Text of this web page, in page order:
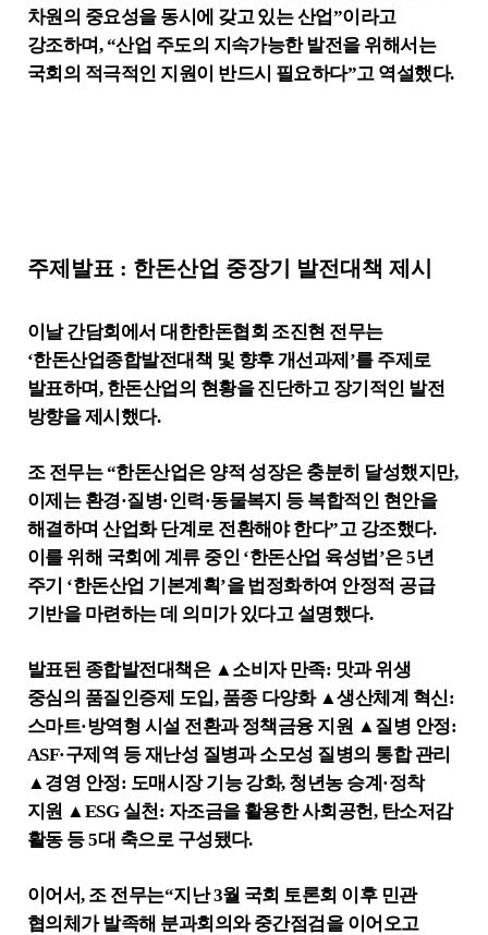
차원의 중요성을 동시에 갖고 있는 산업”이라고
강조하며, “산업 주도의 지속가능한 발전을 위해서는
국회의 적극적인 지원이 반드시 필요하다”고 역설했다.
주제발표 : 한돈산업 중장기 발전대책 제시
이날 간담회에서 대한한돈협회 조진현 전무는
‘한돈산업종합발전대책 및 향후 개선과제 ’를 주제로
발표하며, 한돈산업의 현황을 진단하고 장기적인 발전
방향을 제시했다.
조 전무는“한돈산업은 양적 성장은 충분히 달성했지만,
이제는 환경·질병·인력 ·동물복지 등 복합적인 현안을
해결하며 산업화 단계로 전환해야 한다”고 강조했다.
이를 위해 국회에 계류 중인 ‘한돈산업 육성법 ’은5년
주기 ‘한돈산업 기본계획’을 법정화하여 안정적 공급
기반을 마련하는 데 의미가 있다고 설명했다.
발표된 종합발전대책은 ▲ 소비자 만족: 맛과 위생
중심의 품질인증제 도입, 품종 다양화 ▲생산체계 혁신:
스마트·방역형 시설 전환과 정책금융 지원 ▲ 질병 안정:
ASF·구제역 등 재난성 질병과 소모성 질병의 통합 관리
▲ 경영 안정: 도매시장 기능 강화, 청년농 승계 ·정착
지원 ▲ ESG 실천 : 자조금을 활용한 사회공헌, 탄소저감
활동 등5대 축으로 구성됐다.
이어서, 조 전무는“지난3월 국회 토론회 이후 민관
협의체가 발족해 분과회의와 중간점검을 이어오고